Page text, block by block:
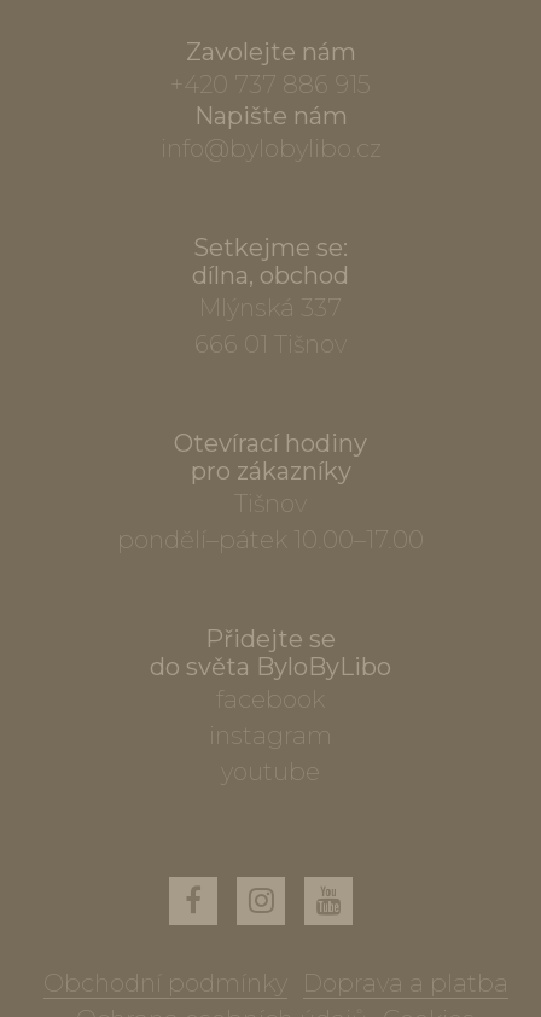
Zavolejte nám
+420 737 886 915
Napište nám
info@bylobylibo.cz
Setkejme se:
dílna, obchod
Mlýnská 337
666 01 Tišnov
Otevírací hodiny
pro zákazníky
Tišnov
pondělí–pátek 10.00–17.00
Přidejte se
do světa ByloByLibo
facebook
instagram
youtube
Obchodní podmínky
Doprava a platba